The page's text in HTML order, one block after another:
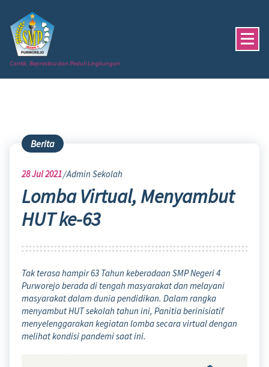
content
Cantik, Beprestasi dan Peduli Lingkungan
Berita
28Jul 2021 Admin Sekolah
Lomba Virtual, Menyambut
HUT ke-63
Tak terasa hampir 63 Tahun keberadaan SMP Negeri 4
Purworejo berada di tengah masyarakat dan melayani
masyarakat dalam dunia pendidikan. Dalam rangka
menyambut HUT sekolah tahun ini, Panitia berinisiatif
menyelenggarakan kegiatan lomba secara virtual dengan
melihat kondisi pandemi saat ini.